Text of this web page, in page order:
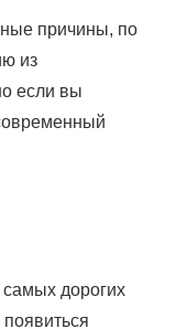
причины, по
из
если вы
дорогих